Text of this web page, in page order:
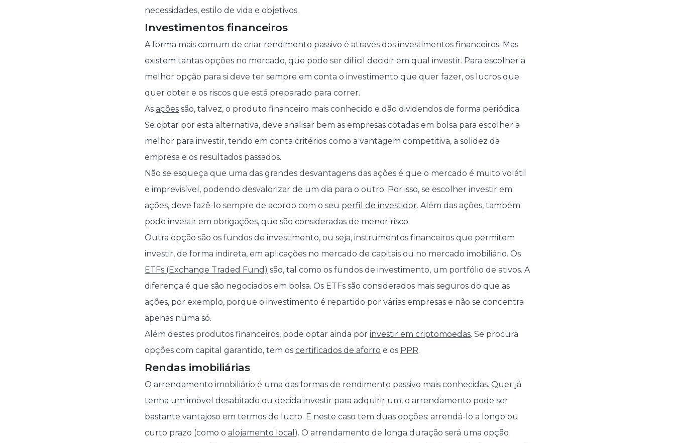
necessidades, estilo de vida e objetivos.
Investimentos financeiros
A forma mais comum de criar rendimento passivo é através dos investimentos financeiros. Mas
existem tantas opções no mercado, que pode ser difícil decidir em qual investir. Para escolher a
melhor opção para si deve ter sempre em conta o investimento que quer fazer, os lucros que
quer obter e os riscos que está preparado para correr.
As ações são, talvez, o produto financeiro mais conhecido e dão dividendos de forma periódica.
Se optar por esta alternativa, deve analisar bem as empresas cotadas em bolsa para escolher a
melhor para investir, tendo em conta critérios como a vantagem competitiva, a solidez da
empresa e os resultados passados.
Não se esqueça que uma das grandes desvantagens das ações é que o mercado é muito volátil
e imprevisível, podendo desvalorizar de um dia para o outro. Por isso, se escolher investir em
ações, deve fazê-lo sempre de acordo com o seu perfil de investidor. Além das ações, também
pode investir em obrigações, que são consideradas de menor risco.
Outra opção são os fundos de investimento, ou seja, instrumentos financeiros que permitem
investir, de forma indireta, em aplicações no mercado de capitais ou no mercado imobiliário. Os
ETFs (Exchange Traded Fund) são, tal como os fundos de investimento, um portfólio de ativos. A
diferença é que são negociados em bolsa. Os ETFs são considerados mais seguros do que as
ações, por exemplo, porque o investimento é repartido por várias empresas e não se concentra
apenas numa só.
Além destes produtos financeiros, pode optar ainda por investir em criptomoedas. Se procura
opções com capital garantido, tem os certificados de aforro e os PPR.
Rendas imobiliárias
O arrendamento imobiliário é uma das formas de rendimento passivo mais conhecidas. Quer já
tenha um imóvel desabitado ou decida investir para adquirir um, o arrendamento pode ser
bastante vantajoso em termos de lucro. E neste caso tem duas opções: arrendá-lo a longo ou
curto prazo (como o alojamento local ). O arrendamento de longa duração será uma opção